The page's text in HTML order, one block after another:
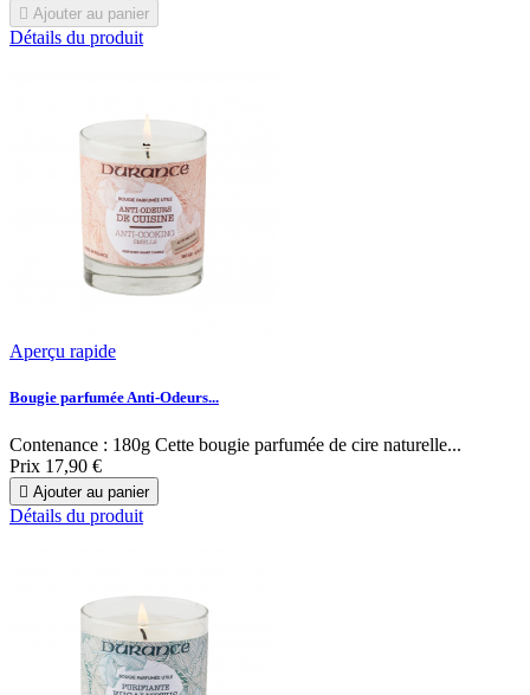
 Ajouter au panier
Détails du produit
Aperçu rapide
Bougie parfumée Anti-Odeurs...
Contenance : 180g Cette bougie parfumée de cire naturelle...
Prix 17,90 €
 Ajouter au panier
Détails du produit